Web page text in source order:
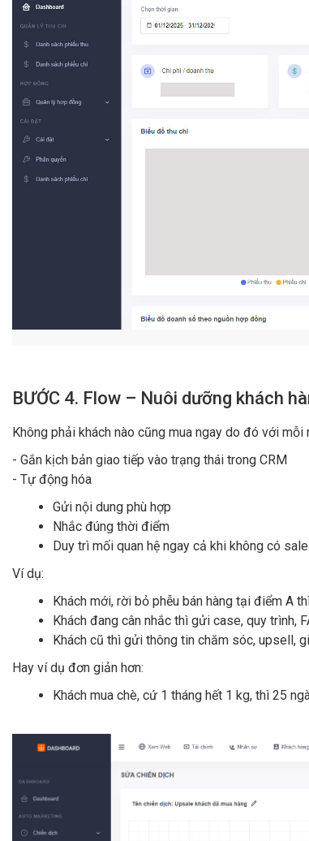
BƯỚC 4. Flow – Nuôi dưỡng khách
Không phải khách nào cũng mua ngay do đó với
- Gắn kịch bản giao tiếp vào trạng thái trong CRM
- Tự động hóa
Gửi nội dung phù hợp
Nhắc đúng thời điểm
Duy trì mối quan hệ ngay cả khi không có sale
Ví dụ:
Khách mới, rời bỏ phễu bán hàng tại điểm A
Khách đang cân nhắc thì gửi case, quy trình,
Khách cũ thì gửi thông tin chăm sóc, upsell,
Hay ví dụ đơn giản hơn:
Khách mua chè, cứ 1 tháng hết 1 kg, thì 25